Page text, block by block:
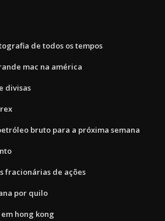
de todos os tempos
mac na américa
divisas
bruto para a próxima semana
fracionárias de ações
por quilo
hong kong